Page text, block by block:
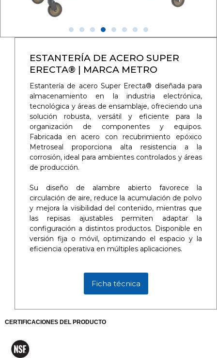
ESTANTERÍA DE ACERO SUPER
ERECTA® | MARCA METRO
Estantería de acero Super Erecta® diseñada para
almacenamiento en la industria electrónica,
tecnológica y áreas de ensamblaje, ofreciendo una
solución robusta, versátil y eficiente para la
organización de componentes y equipos.
Fabricada en acero con recubrimiento epóxico
Metroseal proporciona alta resistencia a la
corrosión, ideal para ambientes controlados y áreas
de producción.
Su diseño de alambre abierto favorece la
circulación de aire, reduce la acumulación de polvo
y mejora la visibilidad del contenido, mientras que
las repisas ajustables permiten adaptar la
configuración a distintos productos. Disponible en
versión fija o móvil, optimizando el espacio y la
eficiencia operativa en múltiples aplicaciones.
Ficha técnica
CERTIFICACIONES DEL PRODUCTO